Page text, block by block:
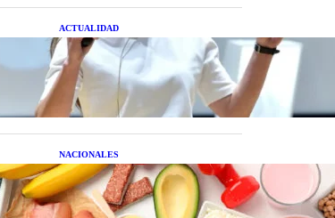
ACTUALIDAD
La startup creada por una
salteña que busca resolver el
estrés financiero en
Latinoamérica
NACIONALES
Nutrición inteligente: Cinco
superalimentos de temporada
que deberías sumar a tu dieta